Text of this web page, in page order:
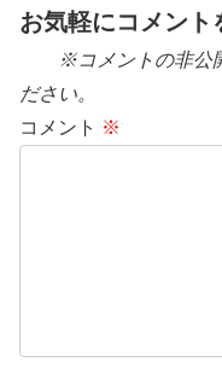
お気軽にコメント
※コメントの非公開
ださい。
コメント ※